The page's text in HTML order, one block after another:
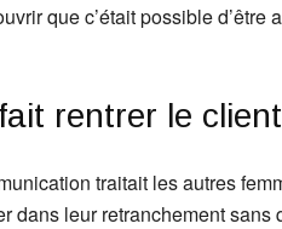
que c’était possible d’être
rentrer le client
traitait les autres
dans leur retranchement sans